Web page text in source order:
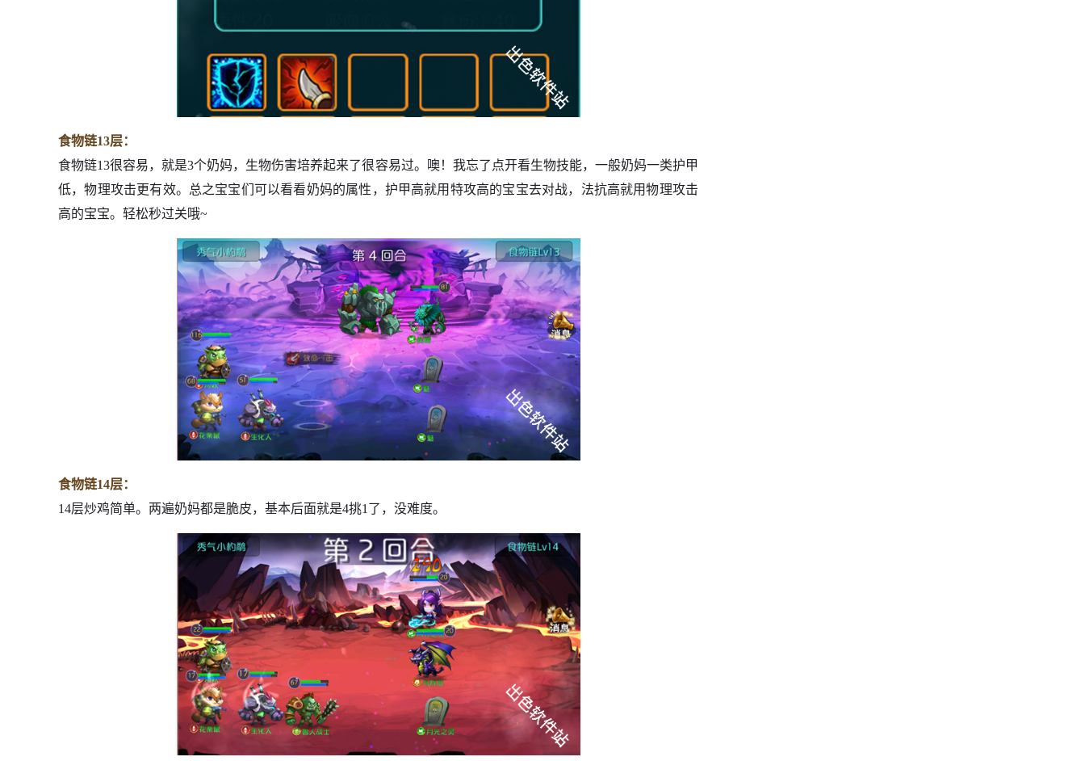
食物链13层：
食物链13很容易，就是3个奶妈，生物伤害培养起来了很容易过。噢！我忘了点开看生物技能，一般奶妈一类护甲
低，物理攻击更有效。总之宝宝们可以看看奶妈的属性，护甲高就用特攻高的宝宝去对战，法抗高就用物理攻击
高的宝宝。轻松秒过关哦~
食物链14层：
14层炒鸡简单。两遍奶妈都是脆皮，基本后面就是4挑1了，没难度。